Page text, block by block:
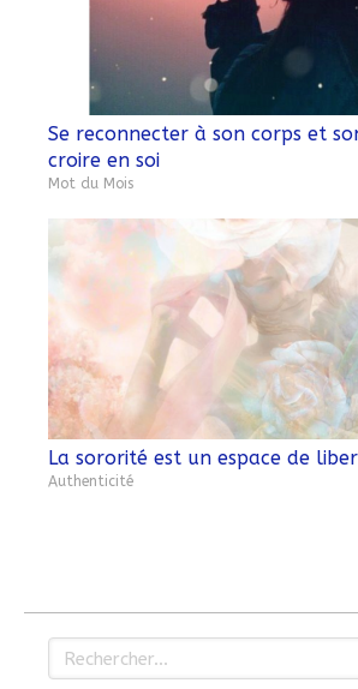
Se reconnecter à son corps et
croire en soi
Mot du Mois
La sororité est un espace de
Authenticité
Rechercher